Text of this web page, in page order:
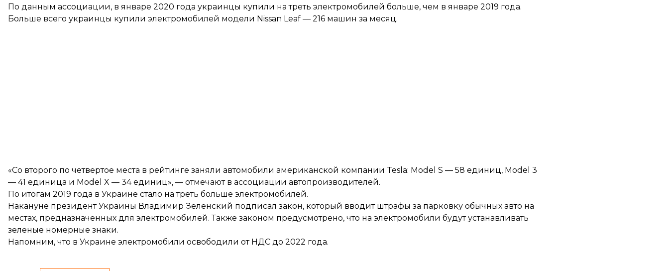
По данным ассоциации, в январе 2020 года украинцы купили на треть электромобилей больше, чем в январе 2019 года.
Больше всего украинцы купили электромобилей модели Nissan Leaf — 216 машин за месяц.
«Со второго по четвертое места в рейтинге заняли автомобили американской компании Tesla: Model S — 58 единиц, Model 3
— 41 единица и Model X — 34 единиц», — отмечают в ассоциации автопроизводителей.
По итогам 2019 года в Украине стало на треть больше электромобилей.
Накануне президент Украины Владимир Зеленский подписал закон, который вводит штрафы за парковку обычных авто на
местах, предназначенных для электромобилей. Также законом предусмотрено, что на электромобили будут устанавливать
зеленые номерные знаки.
Напомним, что в Украине электромобили освободили от НДС до 2022 года.